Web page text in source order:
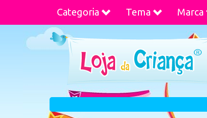
Categoria Tema Marca